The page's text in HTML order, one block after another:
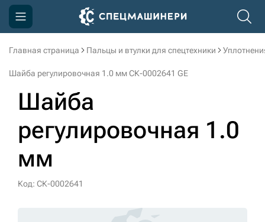
Главная страница Пальцы и втулки для спецтехники
Шайба регулировочная 1.0 мм СК-0002641 GE
Шайба
регулировочная 1.0
мм
Код: СК-0002641
Компания
Доставка и оплата
Информация
Контакты
3D тур по производству